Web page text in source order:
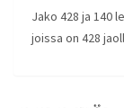
Jako 428 ja 140
joissa on 428